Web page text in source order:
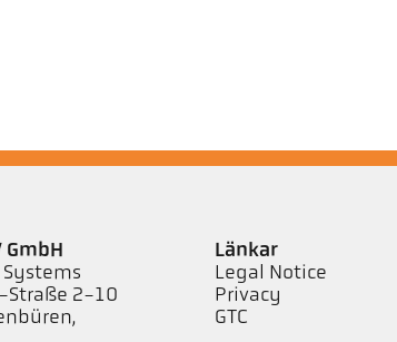
GmbH
Straße 2-10
Länkar
Legal Notice
Privacy
GTC